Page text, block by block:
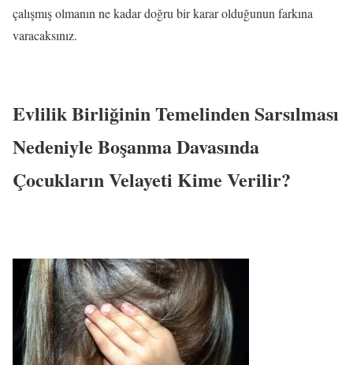
çalışmış olmanın ne kadar doğru bir karar olduğunun farkına
varacaksınız.
Evlilik Birliğinin Temelinden Sarsılması
Nedeniyle Boşanma Davasında
Çocukların Velayeti Kime Verilir?